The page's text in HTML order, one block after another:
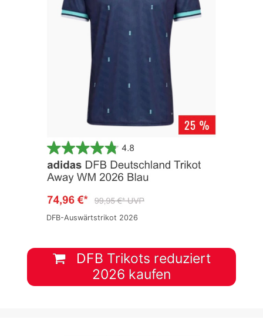
DFB-Auswärtstrikot 2026
DFB Trikots reduziert
2026 kaufen